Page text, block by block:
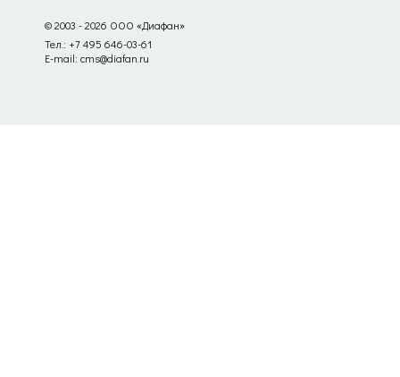
© 2003 - 2026 ООО «Диафан»
Тел.: +7 495 646-03-61
E-mail: cms@diafan.ru